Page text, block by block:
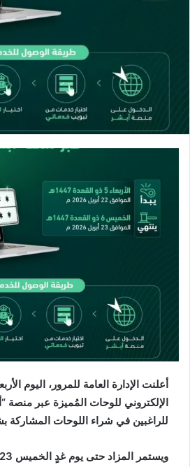
أعلنت الإدارة العامة للمرور، اليوم
الإلكتروني للوحات المُميزة عبر منصة
للراغبين في شراء اللوحات المشاركة